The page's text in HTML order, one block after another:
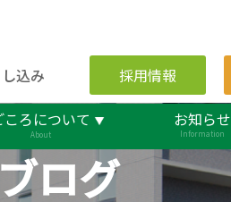
込み 採用情報
ころについて
About
お知らせ
Information
ログ